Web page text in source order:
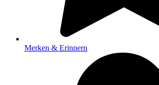
Merken & Erinnern